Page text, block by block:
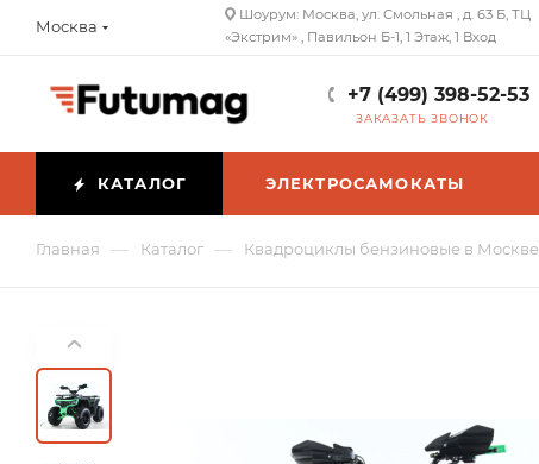
Москва
Шоурум: Москва, ул. Смольная , д. 63 Б, ТЦ
«Экстрим» , Павильон Б-1, 1 Этаж, 1 Вход
+7 (499) 398-52-53
ЗАКАЗАТЬ ЗВОНОК
КАТАЛОГ ЭЛЕКТРОСАМОКАТЫ
Главная — Каталог — Квадроциклы бензиновые в Москве